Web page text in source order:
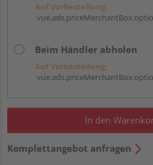
Auf Vorbestellung:
Beim Händler abholen
Auf Vorbestellung:
In den
Komplettangebot anfragen